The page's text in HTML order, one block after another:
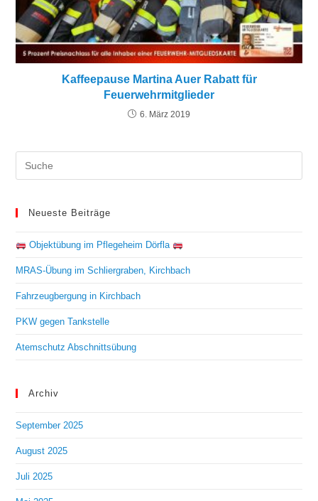
Kaffeepause Martina Auer Rabatt für
Feuerwehrmitglieder
6. März 2019
Neueste Beiträge
Objektübung im Pflegeheim Dörfla
MRAS-Übung im Schliergraben, Kirchbach
Fahrzeugbergung in Kirchbach
PKW gegen Tankstelle
Atemschutz Abschnittsübung
Archiv
September 2025
August 2025
Juli 2025